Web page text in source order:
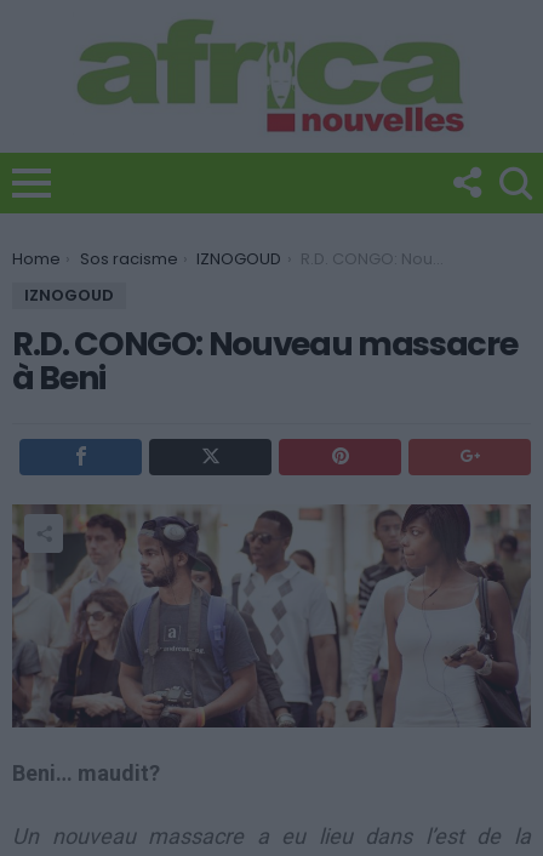
You are here:
Home Sos racisme IZNOGOUD
R.D. CONGO: Nouveau massacre à Beni
IZNOGOUD
R.D. CONGO: Nouveau massacre
à Beni
Beni… maudit?
Un nouveau massacre a eu lieu dans l’est de la